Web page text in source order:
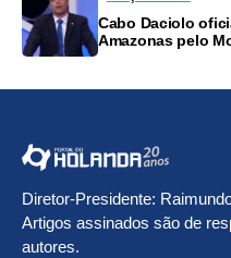
Cabo Daciolo
Amazonas pelo
Diretor-Presidente:
Artigos assinados são de
autores.